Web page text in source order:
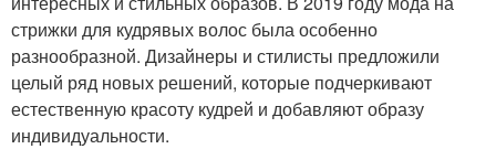
стрижки для кудрявых волос была особенно
разнообразной. Дизайнеры и стилисты предложили
целый ряд новых решений, которые подчеркивают
естественную красоту кудрей и добавляют образу
индивидуальности.